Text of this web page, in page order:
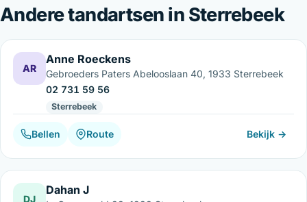
Andere tandartsen in Sterrebeek
AR
Anne Roeckens
Gebroeders Paters Abelooslaan 40, 1933 Sterrebeek
02 731 59 56
Sterrebeek
Bellen Route Bekijk →
DJ
Dahan J